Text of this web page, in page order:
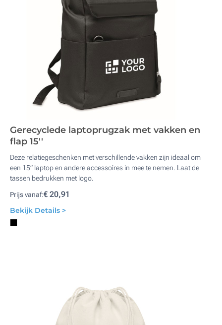
Gerecyclede laptoprugzak met vakken en
flap 15''
Deze relatiegeschenken met verschillende vakken zijn ideaal om
een 15” laptop en andere accessoires in mee te nemen. Laat de
tassen bedrukken met logo.
Prijs vanaf:€ 20,91
Bekijk Details >